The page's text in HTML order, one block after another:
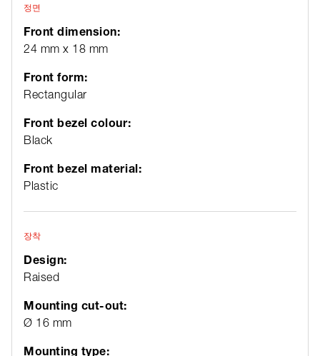
정면
Front dimension:
24 mm x 18 mm
Front form:
Rectangular
Front bezel colour:
Black
Front bezel material:
Plastic
장착
Design:
Raised
Mounting cut-out:
Ø 16 mm
Mounting type: